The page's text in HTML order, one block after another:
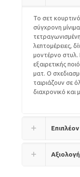
Το σετ
σύγχρονη
λεπτομέρειες,
μοντέρνο στυλ.
εξαιρετικής
ματ. Ο
ταιριάζουν σε
διαχρονικό και